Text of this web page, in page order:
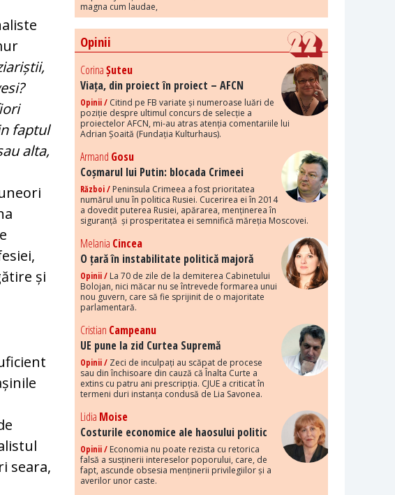
faptul
alta,
și
seara,
magna cum laudae,
Opinii
CorinaȘuteu
Viața, din proiect în proiect – AFCN
Opinii / Citind pe FB variate și numeroase luări de
poziție despre ultimul concurs de selecție a
proiectelor AFCN, mi-au atras atenția comentariile lui
Adrian Șoaită (Fundația Kulturhaus).
Armand Gosu
Coșmarul lui Putin: blocada Crimeei
Război / Peninsula Crimeea a fost prioritatea
numărul unu în politica Rusiei. Cucerirea ei în 2014
a dovedit puterea Rusiei, apărarea, menținerea în
siguranță și prosperitatea ei semnifică măreția Moscovei.
Melania Cincea
O țară în instabilitate politică majoră
Opinii / La 70 de zile de la demiterea Cabinetului
Bolojan, nici măcar nu se întrevede formarea unui
nou guvern, care să fie sprijinit de o majoritate
parlamentară.
Cristian Campeanu
UE pune la zid Curtea Supremă
Opinii / Zeci de inculpați au scăpat de procese
sau din închisoare din cauză că Înalta Curte a
extins cu patru ani prescripția. CJUE a criticat în
termeni duri instanța condusă de Lia Savonea.
Lidia Moise
Costurile economice ale haosului politic
Opinii / Economia nu poate rezista cu retorica
falsă a susținerii intereselor poporului, care, de
fapt, ascunde obsesia menținerii privilegiilor și a
averilor unor caste.